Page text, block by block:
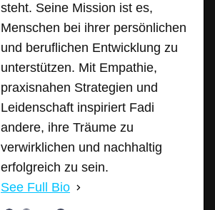
steht. Seine Mission ist es,
Menschen bei ihrer persönlichen
und beruflichen Entwicklung zu
unterstützen. Mit Empathie,
praxisnahen Strategien und
Leidenschaft inspiriert Fadi
andere, ihre Träume zu
verwirklichen und nachhaltig
erfolgreich zu sein.
See Full Bio